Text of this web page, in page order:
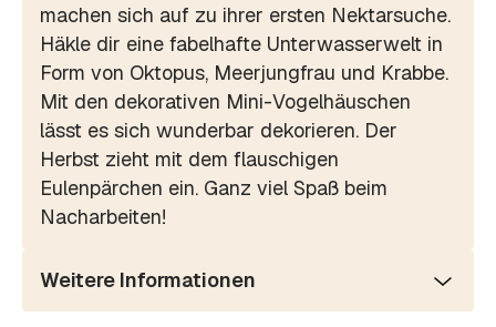
machen sich auf zu ihrer ersten Nektarsuche.
Häkle dir eine fabelhafte Unterwasserwelt in
Form von Oktopus, Meerjungfrau und Krabbe.
Mit den dekorativen Mini-Vogelhäuschen
lässt es sich wunderbar dekorieren. Der
Herbst zieht mit dem flauschigen
Eulenpärchen ein. Ganz viel Spaß beim
Nacharbeiten!
Weitere Informationen